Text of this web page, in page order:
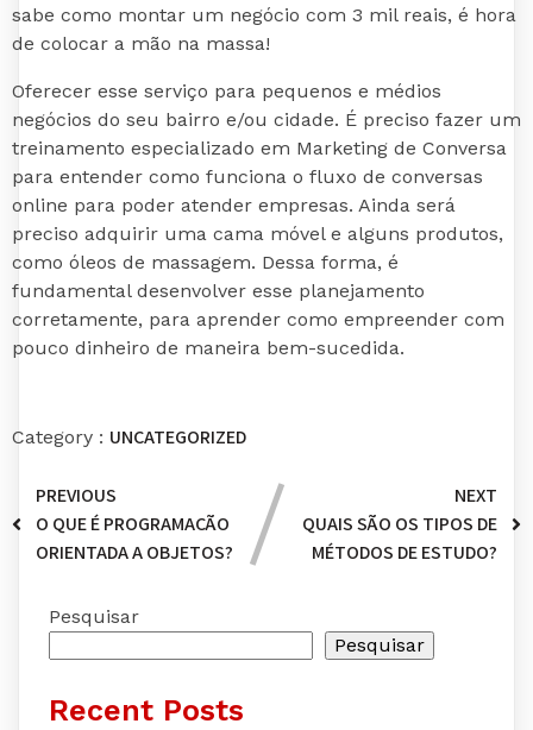
sabe como montar um negócio com 3 mil reais, é hora
de colocar a mão na massa!
Oferecer esse serviço para pequenos e médios
negócios do seu bairro e/ou cidade. É preciso fazer um
treinamento especializado em Marketing de Conversa
para entender como funciona o fluxo de conversas
online para poder atender empresas. Ainda será
preciso adquirir uma cama móvel e alguns produtos,
como óleos de massagem. Dessa forma, é
fundamental desenvolver esse planejamento
corretamente, para aprender como empreender com
pouco dinheiro de maneira bem-sucedida.
Category : UNCATEGORIZED
PREVIOUS
O QUE É PROGRAMAÇÃO
ORIENTADA A OBJETOS?
NEXT
QUAIS SÃO OS TIPOS DE
MÉTODOS DE ESTUDO?
Pesquisar
Pesquisar
Recent Posts